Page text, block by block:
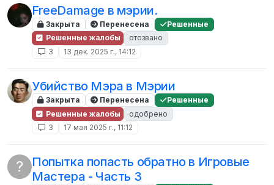
FreeDamage в мэрии.
Закрыта Перенесена
Решенные
Решенные жалобы
отозвано
3
13 дек. 2025 г., 14:12
Убийство Мэра в Мэрии
Закрыта Перенесена
Решенные
Решенные жалобы
одобрено
3
17 мая 2025 г., 11:12
?
Попытка попасть обратно в Игровые
Мастера - Часть 3